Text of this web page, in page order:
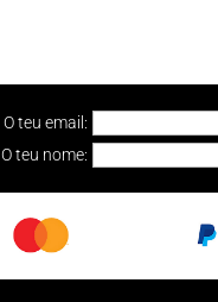
O teu email:
O teu nome: